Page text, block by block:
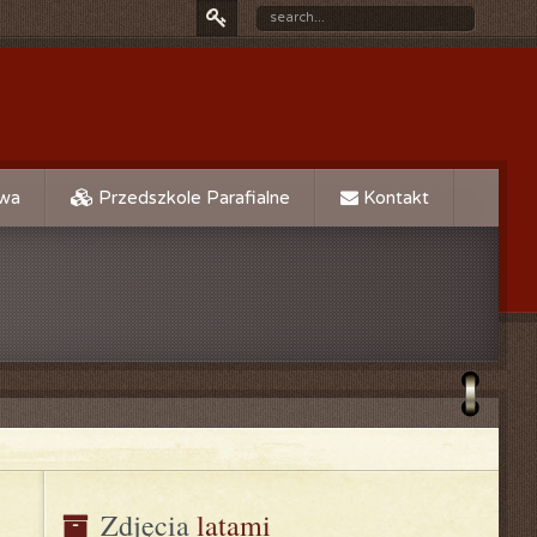
Przedszkole Parafialne Kontakt
Zdjęcia latami